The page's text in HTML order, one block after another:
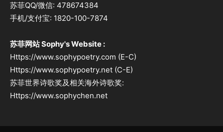
苏菲QQ/微信: 478674384
手机/支付宝: 1820-100-7874
苏菲网站 Sophy's Website :
Https://www.sophypoetry.com (E-C)
Https://www.sophypoetry.net (C-E)
苏菲世界诗歌奖及相关海外诗歌奖:
Https://www.sophychen.net